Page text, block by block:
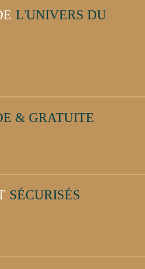
L'UNIVERS DU
& GRATUITE
SÉCURISÉS